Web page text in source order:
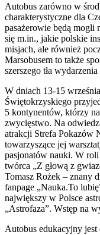
Autobus zarówno w
charakterystyczne dla
pasażerowie będą mogli
się m.in., jakie polskie
misjach, ale również
Marsobusem to także
szerszego tła
W dniach 13-15
Świętokrzyskiego
5 kontynentów, którzy
zwycięstwo. Na
atrakcji Strefa Pokazów
towarzyszące jej
pasjonatów nauki. W
twórca „Z głową z
Tomasz Rożek – znany
fanpage „Nauka.To
największy w Polsce
„Astrofaza”. Wstęp na
Autobus edukacyjny